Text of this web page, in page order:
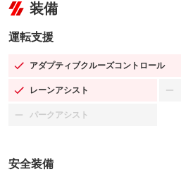
装備
運転支援
アダプティブクルーズコントロール
：装備あり
レーンアシスト
：装備あり
パークアシスト
：装備なし
安全装備